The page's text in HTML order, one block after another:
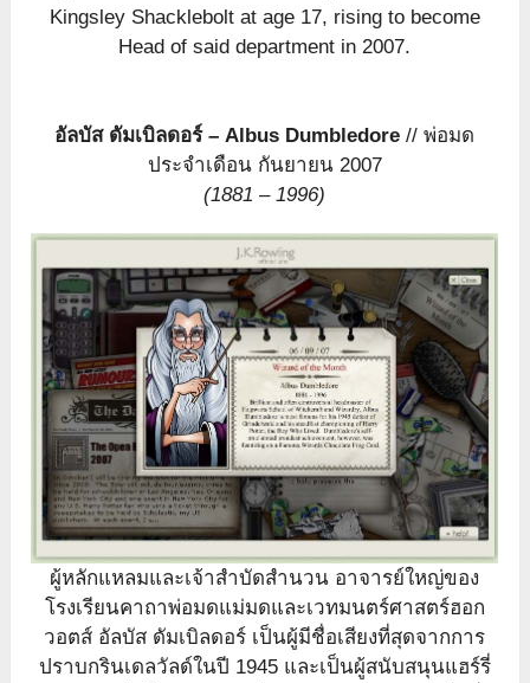
Kingsley Shacklebolt at age 17, rising to become
Head of said department in 2007.
อัลบัส ดัมเบิลดอร์ – Albus Dumbledore // พ่อมด
ประจำเดือน กันยายน 2007
(1881 – 1996)
ผู้หลักแหลมและเจ้าสำบัดสำนวน อาจารย์ใหญ่ของ
โรงเรียนคาถาพ่อมดแม่มดและเวทมนตร์ศาสตร์ฮอก
วอตส์ อัลบัส ดัมเบิลดอร์ เป็นผู้มีชื่อเสียงที่สุดจากการ
ปราบกรินเดลวัลด์ในปี 1945 และเป็นผู้สนับสนุนแฮร์รี่